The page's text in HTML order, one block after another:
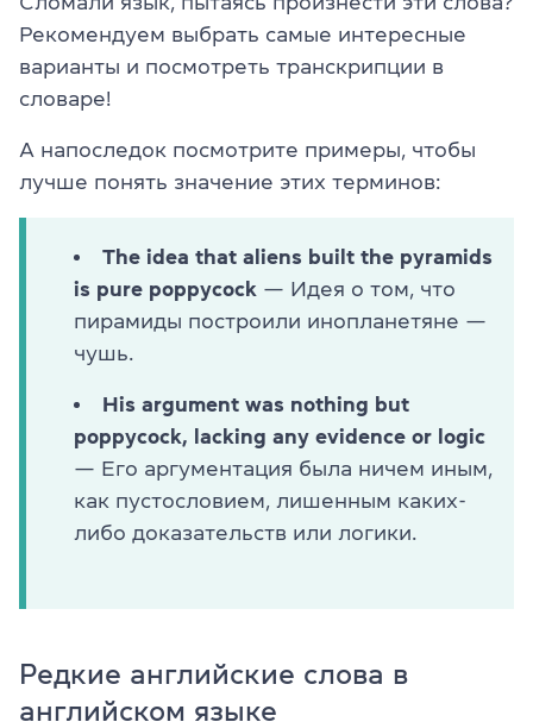
Рекомендуем выбрать самые интересные
варианты и посмотреть транскрипции в
словаре!
А напоследок посмотрите примеры, чтобы
лучше понять значение этих терминов:
The idea that aliens built the pyramids
is pure poppycock — Идея о том, что
пирамиды построили инопланетяне —
чушь.
His argument was nothing but
poppycock, lacking any evidence or logic
— Его аргументация была ничем иным,
как пустословием, лишенным каких-
либо доказательств или логики.
Редкие английские слова в
английском языке